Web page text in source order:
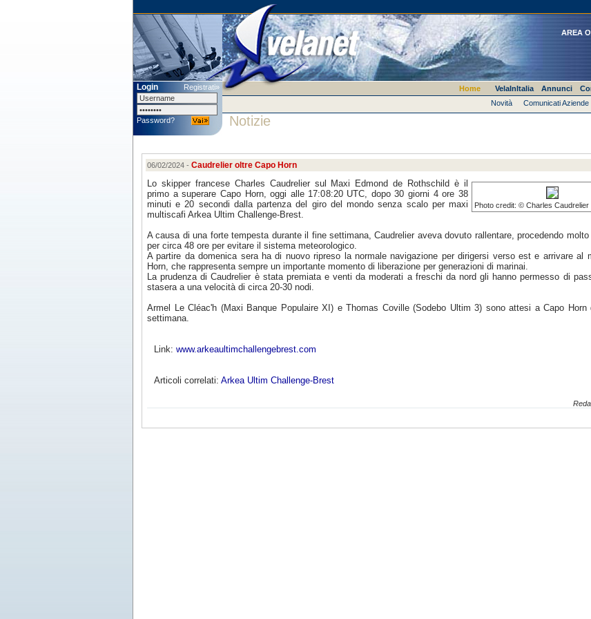
AREA
Login Registrati»
Password?
Home VelaInItalia Annunci
Novità
Comunicati Aziende
Notizie
06/02/2024 - Caudrelier oltre Capo Horn
Photo credit: © Charles Caudrelier
Lo skipper francese Charles Caudrelier sul Maxi Edmond de Rothschild è il
primo a superare Capo Horn, oggi alle 17:08:20 UTC, dopo 30 giorni 4 ore 38
minuti e 20 secondi dalla partenza del giro del mondo senza scalo per maxi
multiscafi Arkea Ultim Challenge-Brest.
A causa di una forte tempesta durante il fine settimana, Caudrelier aveva dovuto rallentare, procedendo molto
per circa 48 ore per evitare il sistema meteorologico.
A partire da domenica sera ha di nuovo ripreso la normale navigazione per dirigersi verso est e arrivare al
Horn, che rappresenta sempre un importante momento di liberazione per generazioni di marinai.
La prudenza di Caudrelier è stata premiata e venti da moderati a freschi da nord gli hanno permesso di
stasera a una velocità di circa 20-30 nodi.
Armel Le Cléac'h (Maxi Banque Populaire XI) e Thomas Coville (Sodebo Ultim 3) sono attesi a Capo Horn
settimana.
Link: www.arkeaultimchallengebrest.com
Articoli correlati: Arkea Ultim Challenge-Brest